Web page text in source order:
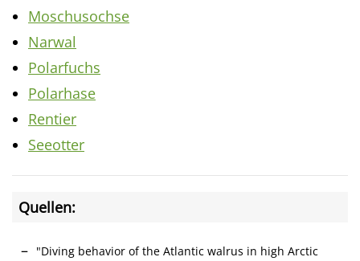
Moschusochse
Narwal
Polarfuchs
Polarhase
Rentier
Seeotter
Quellen:
"Diving behavior of the Atlantic walrus in high Arctic